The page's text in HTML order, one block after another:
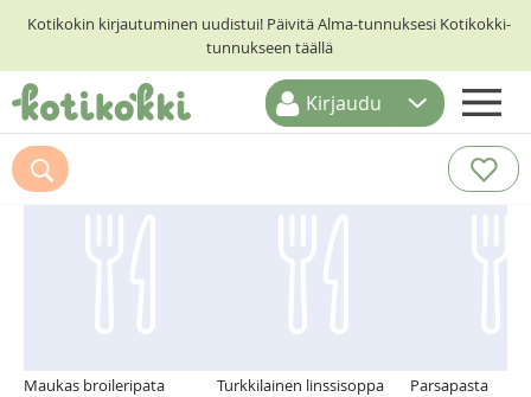
Kotikokin kirjautuminen uudistui! Päivitä Alma-tunnuksesi Kotikokki-
tunnukseen täällä
ETUSIVU
RESEPTIHAKU
Kirjaudu
Suosittelemme myös
Maukas broileripata Turkkilainen linssisoppa Parsapasta